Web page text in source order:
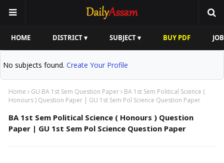
HOME DISTRICT ▾ SUBJECT ▾ BUY PDF
No subjects found. Create Your Profile
Home GU BA 1st Sem Question Paper
BA 1st Sem Political Science (
Honours ) Question Paper | GU 1st Sem Pol Science Question Paper
BA 1st Sem Political Science ( Honours ) Question
Paper | GU 1st Sem Pol Science Question Paper